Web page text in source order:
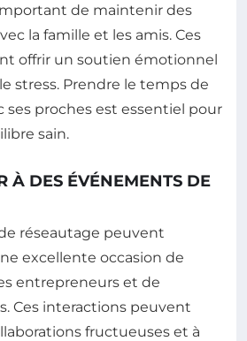
de maintenir des
la famille et les amis. Ces
offrir un soutien émotionnel
stress. Prendre le temps de
ses proches est essentiel pour
sain.
À DES ÉVÉNEMENTS DE
réseautage peuvent
excellente occasion de
entrepreneurs et de
Ces interactions peuvent
fructueuses et à